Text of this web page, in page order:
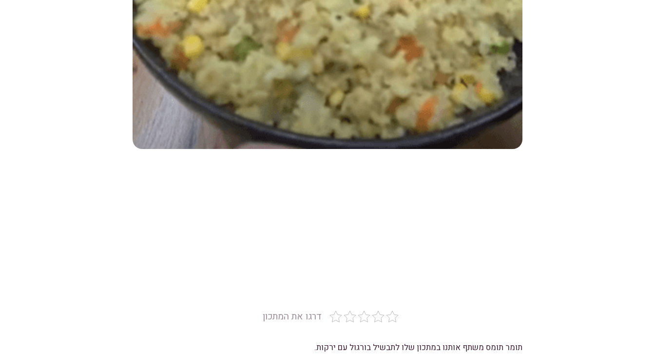
דרגו את המתכון
תומר תומס משתף אותנו במתכון שלו לתבשיל בורגול עם ירקות.